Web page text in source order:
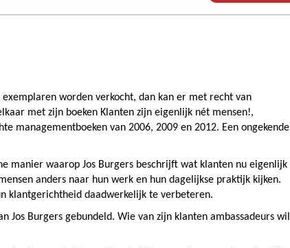
worden verkocht, dan kan er met recht van
met zijn boeken Klanten zijn eigenlijk nét mensen!,
managementboeken van 2006, 2009 en 2012. Een ongekende
manier waarop Jos Burgers beschrijft wat klanten nu eigenlijk
anders naar hun werk en hun dagelijkse praktijk kijken.
klantgerichtheid daadwerkelijk te verbeteren.
Jos Burgers gebundeld. Wie van zijn klanten ambassadeurs wil